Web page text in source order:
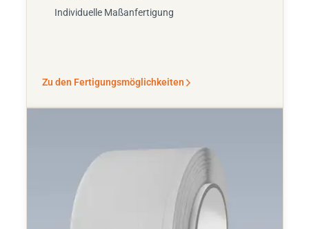
Individuelle Maßanfertigung
Zu den Fertigungsmöglichkeiten